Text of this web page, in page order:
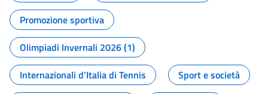
Promozione sportiva
Olimpiadi Invernali 2026 (1)
Internazionali d'Italia di Tennis
Sport e società